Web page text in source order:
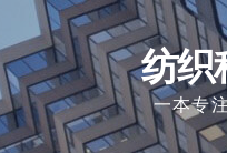
to
content
纺织
一本专